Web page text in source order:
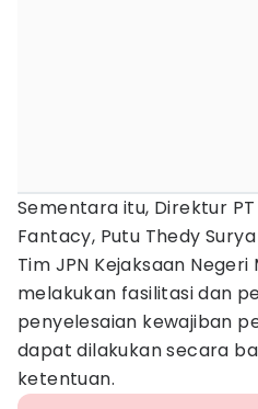
Sementara itu, Direktur
Fantacy, Putu Thedy
Tim JPN Kejaksaan
melakukan fasilitasi dan
penyelesaian kewajiban
dapat dilakukan secara
ketentuan.